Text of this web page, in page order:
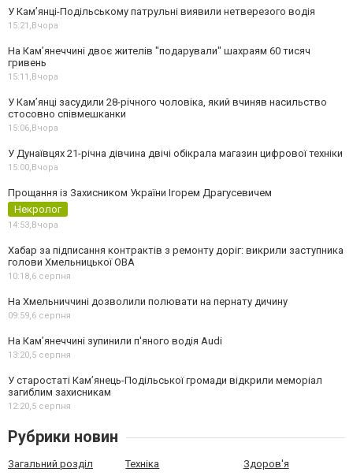
У Кам’янці-Подільському патрульні виявили нетверезого водія
15:21,Вчора
На Камʼянеччині двоє жителів "подарували" шахраям 60 тисяч
гривень
15:11,Вчора
У Камʼянці засудили 28-річного чоловіка, який вчиняв насильство
стосовно співмешканки
15:06,Вчора
У Дунаївцях 21-річна дівчина двічі обікрала магазин цифрової техніки
15:00,Вчора
Прощання із Захисником України Ігорем Драгусевичем
Некролог
14:53,Вчора
Хабар за підписання контрактів з ремонту доріг: викрили заступника
голови Хмельницької ОВА
10:18,6 серпня
На Хмельниччині дозволили полювати на пернату дичину
09:59,6 серпня
На Камʼянеччині зупинили п'яного водія Audi
13:20,5 серпня
У старостаті Кам’янець-Подільської громади відкрили меморіал
загиблим захисникам
12:20,5 серпня
Рубрики новин
Загальний розділ Техніка Здоров'я